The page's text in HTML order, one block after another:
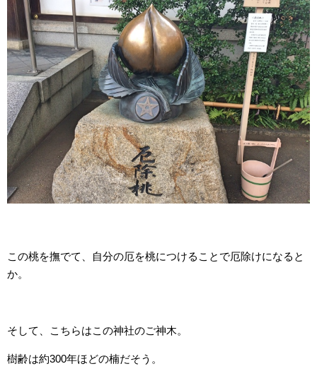
この桃を撫でて、自分の厄を桃につけることで厄除けになると
か。
そして、こちらはこの神社のご神木。
樹齢は約300年ほどの楠だそう。